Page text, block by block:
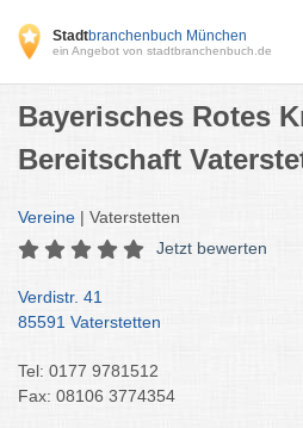
Stadtbranchenbuch München
ein Angebot von stadtbranchenbuch.de
Bayerisches Rotes
Bereitschaft
Vereine | Vaterstetten
Jetzt bewerten
Verdistr. 41
85591 Vaterstetten
Tel: 0177 9781512
Fax: 08106 3774354